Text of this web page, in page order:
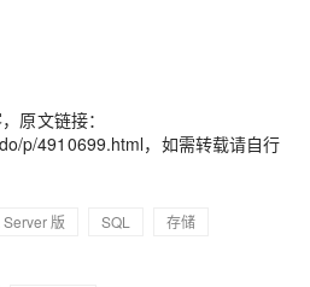
原文链接：
p/4910699.html，如需转载请自行
版 SQL
存储